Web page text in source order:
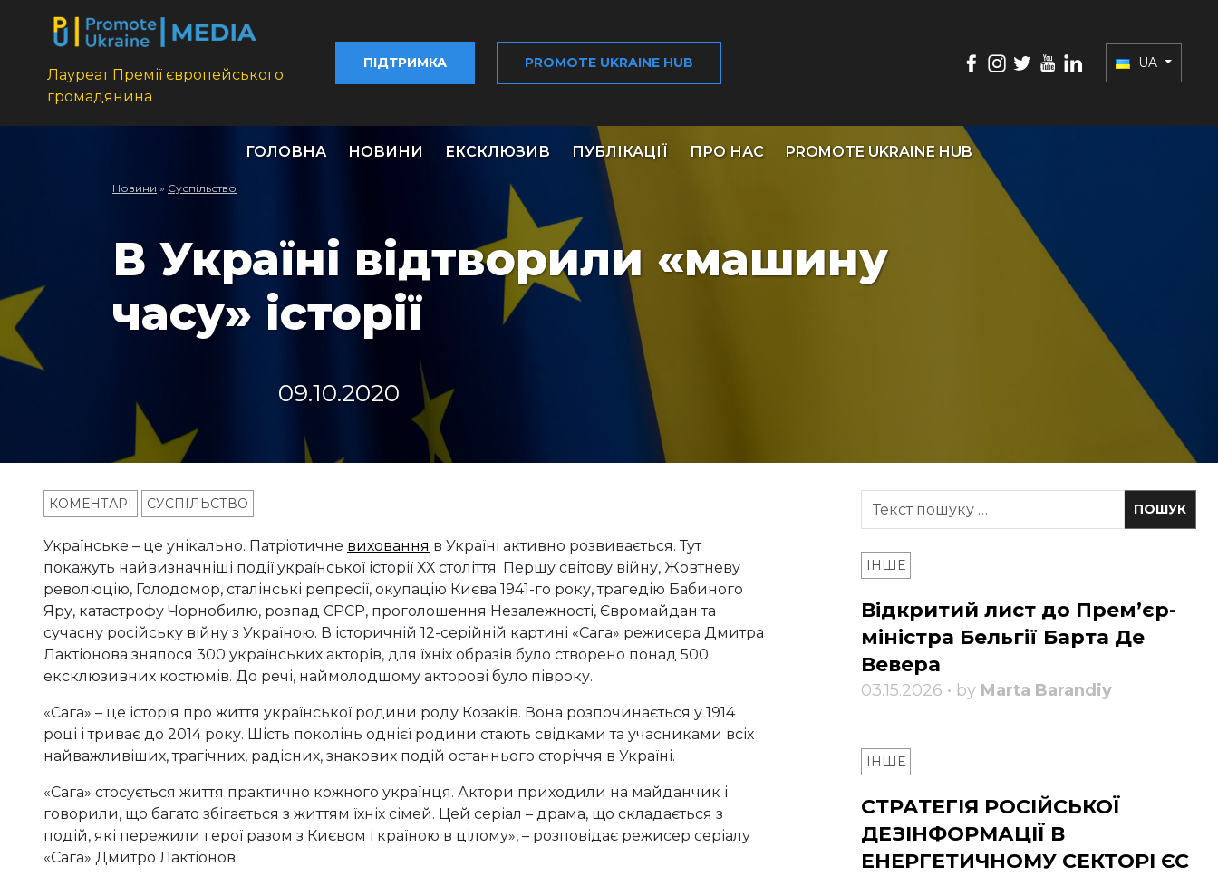
Лауреат Премії європейського
громадянина
ПІДТРИМКА PROMOTE UKRAINE HUB UA
ГОЛОВНА НОВИНИ ЕКСКЛЮЗИВ ПУБЛІКАЦІЇ ПРО НАС PROMOTE UKRAINE HUB
Новини » Суспільство
В Україні відтворили «машину
часу» історії
09.10.2020
КОМЕНТАРІ СУСПІЛЬСТВО
Українське – це унікально. Патріотичне виховання в Україні активно розвивається. Тут
покажуть найвизначніші події української історії ХХ століття: Першу світову війну, Жовтневу
революцію, Голодомор, сталінські репресії, окупацію Києва 1941-го року, трагедію Бабиного
Яру, катастрофу Чорнобилю, розпад СРСР, проголошення Незалежності, Євромайдан та
сучасну російську війну з Україною. В історичній 12-серійній картині «Сага» режисера Дмитра
Лактіонова знялося 300 українських акторів, для їхніх образів було створено понад 500
ексклюзивних костюмів. До речі, наймолодшому акторові було півроку.
«Сага» – це історія про життя української родини роду Козаків. Вона розпочинається у 1914
році і триває до 2014 року. Шість поколінь однієї родини стають свідками та учасниками всіх
найважливіших, трагічних, радісних, знакових подій останнього сторіччя в Україні.
«Сага» стосується життя практично кожного українця. Актори приходили на майданчик і
говорили, що багато збігається з життям їхніх сімей. Цей серіал – драма, що складається з
подій, які пережили герої разом з Києвом і країною в цілому», – розповідає режисер серіалу
«Сага» Дмитро Лактіонов.
ІНШЕ
Відкритий лист до Прем’єр-
міністра Бельгії Барта Де
Вевера
03.15.2026 • by Marta Barandiy
ІНШЕ
СТРАТЕГІЯ РОСІЙСЬКОЇ
ДЕЗІНФОРМАЦІЇ В
ЕНЕРГЕТИЧНОМУ СЕКТОРІ ЄС